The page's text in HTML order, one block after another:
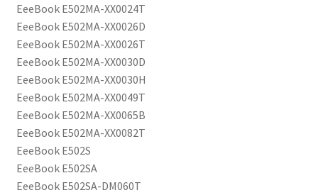
EeeBook E502MA-XX0024T
EeeBook E502MA-XX0026D
EeeBook E502MA-XX0026T
EeeBook E502MA-XX0030D
EeeBook E502MA-XX0030H
EeeBook E502MA-XX0049T
EeeBook E502MA-XX0065B
EeeBook E502MA-XX0082T
EeeBook E502S
EeeBook E502SA
EeeBook E502SA-DM060T